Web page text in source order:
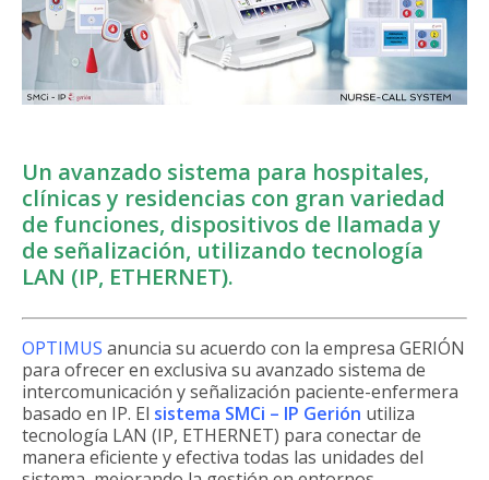
Un avanzado sistema para hospitales,
clínicas y residencias con gran variedad
de funciones, dispositivos de llamada y
de señalización, utilizando tecnología
LAN (IP, ETHERNET).
OPTIMUS anuncia su acuerdo con la empresa GERIÓN
para ofrecer en exclusiva su avanzado sistema de
intercomunicación y señalización paciente-enfermera
basado en IP. El sistema SMCi – IP Gerión utiliza
tecnología LAN (IP, ETHERNET) para conectar de
manera eficiente y efectiva todas las unidades del